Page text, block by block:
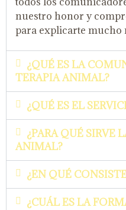
nuestro honor y
para explicarte mucho
¿QUÉ ES LA
TERAPIA ANIMAL?
¿QUÉ ES EL
¿PARA QUÉ SIRVE
ANIMAL?
¿EN QUÉ
¿CUÁL ES LA